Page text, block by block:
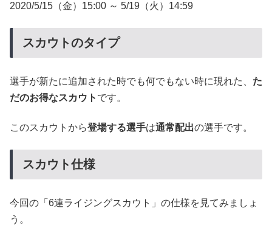
2020/5/15（金）15:00 ～ 5/19（火）14:59
スカウトのタイプ
選手が新たに追加された時でも何でもない時に現れた、 た
だのお得なスカウト です。
このスカウトから登場する選手は通常配出の選手です。
スカウト仕様
今回の「6連ライジングスカウト」の仕様を見てみましょ
う。